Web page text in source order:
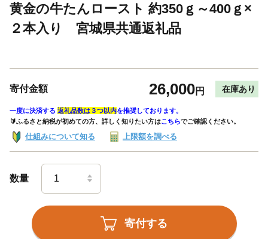
黄金の牛たんロースト 約350ｇ～400ｇ×
２本入り 宮城県共通返礼品
寄付金額 26,000円 在庫あり
一度に決済する 返礼品数は３つ以内を推奨しております。
🔰ふるさと納税が初めての方、詳しく知りたい方はこちらでご確認ください。
仕組みについて知る 上限額を調べる
数量
寄付する